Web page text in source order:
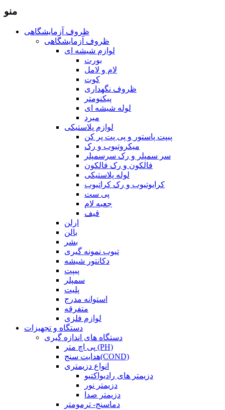
منو
ظروف آزمایشگاهی
ظروف آزمایشگاهی
لوازم شیشه ای
بورت
لام و لامل
کوت
ظروف نگهداری
پیکنومتر
لوله شیشه ای
مبرد
لوازم پلاستیکی
پیپت پاستور و پی پت پر کن
میکروتیوب و رک
سر سمپلر و رک سرسمپلر
فالکون و رک فالکون
لوله پلاستیکی
کرایوتیوب و رک کراتیوب
پی ست
جعبه لام
قیف
ارلن
بالن
بشر
تیوب نمونه گیری
دکانتور شیشه
پیپت
سمپلر
پلیت
استوانه مدرج
متفرقه
لوازم فلزی
دستگاه و تجهیزات
دستگاه های اندازه گیری
پی اچ متر (PH)
هدایت سنج(COND)
انواع دزیمتری
دزیمتر های رادیواکتیو
دزیمتر نور
دزیمتر صدا
دماسنج- ترمومتر